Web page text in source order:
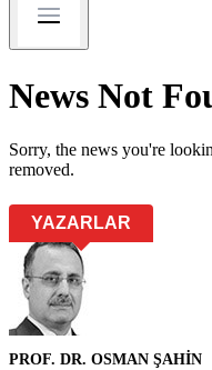
News Not
Sorry, the news you're
removed.
YAZARLAR
PROF. DR. OSMAN ŞAHİN